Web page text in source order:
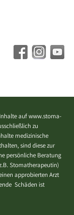
auf www.stoma-
zu
medizinische
sind diese zur
persönliche Beratung
Stomatherapeutin)
approbierten Arzt
Schäden ist